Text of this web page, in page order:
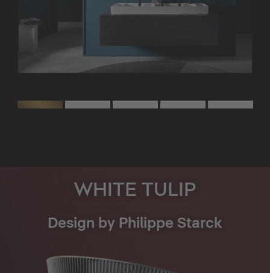
WHITE TULIP
Design by Philippe Starck